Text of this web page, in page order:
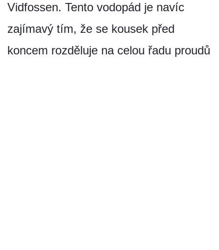
Vidfossen. Tento vodopád je navíc
zajímavý tím, že se kousek před
koncem rozděluje na celou řadu proudů